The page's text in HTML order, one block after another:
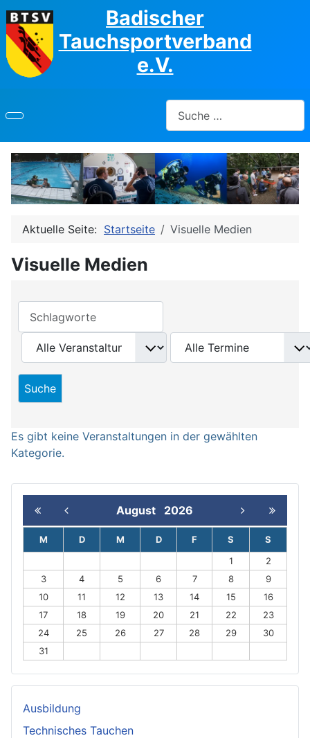
Badischer
Tauchsportverband
e.V.
August 2026
M D M D F S
S
1
2
3
4 5 6 7 8
9
10
11 12 13 14 15
16
17
18 19 20 21 22
23
24
25 26 27 28 29
30
31
Ausbildung
Technisches Tauchen
Aktuelle Seite: Startseite Visuelle Medien
Visuelle Medien
Es gibt keine Veranstaltungen in der gewählten
Kategorie.